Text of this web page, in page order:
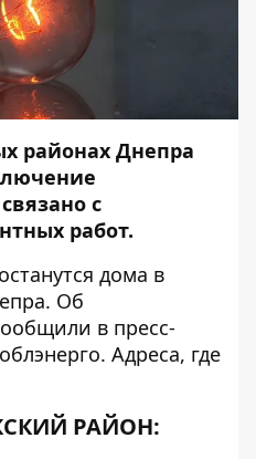
районах Днепра
с
работ.
дома в
Об
в пресс-
Адреса, где
РАЙОН: